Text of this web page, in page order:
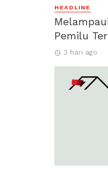
HEADLINE
Pemilu
3 hari ago